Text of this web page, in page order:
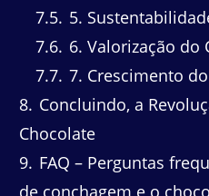
7.5 5.
7.6 6. Valorização do
7.7 7. Crescimento
8 Concluindo, a
Chocolate
9 FAQ – Perguntas
de conchagem e o